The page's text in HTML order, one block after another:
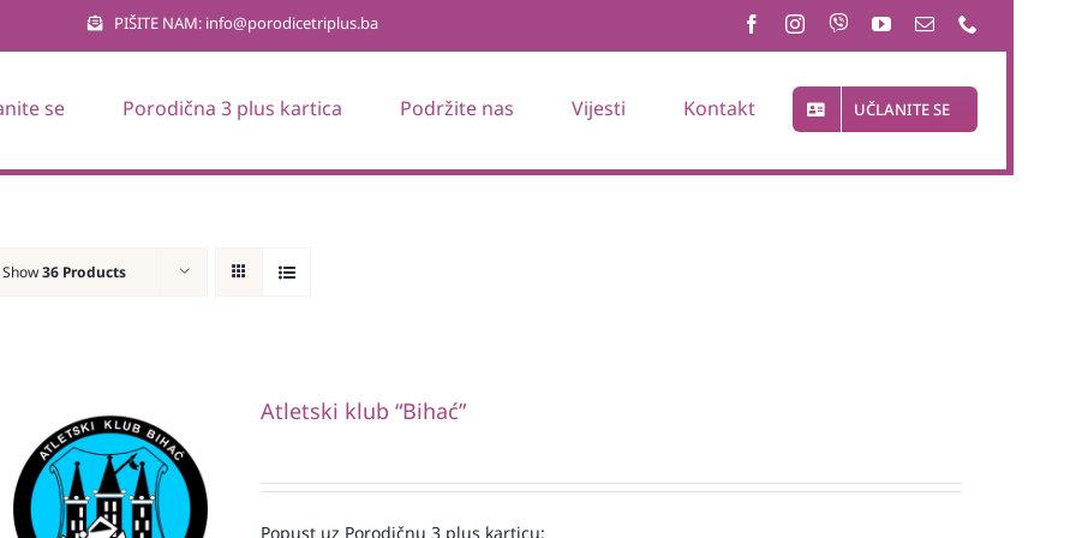
PIŠITE NAM: info@porodicetriplus.ba
se Porodična 3 plus kartica Podržite nas Vijesti Kontakt UČLANITE SE
Show36 Products
Atletski klub “Bihać”
Popust uz Porodičnu 3 plus karticu: